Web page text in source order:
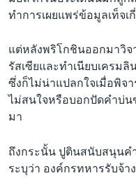
ทำการเผยแพร่ข้อมูลเท็จ
แต่หลังพริโกชินออกมาวิ
รัสเซียและทำเนียบเครม
ซึ่งก็ไม่น่าแปลกใจเมื่อพิจ
ไม่สนใจหรือบอกปัดคำบ่น
มา
ถึงกระนั้น ปูตินสนับสนุนค
ระบุว่า องค์กรทหารรับจ้า